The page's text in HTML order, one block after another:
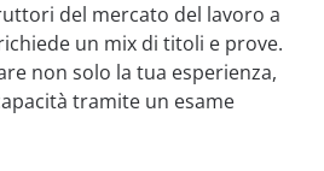
del mercato del lavoro a
un mix di titoli e prove.
non solo la tua esperienza,
tramite un esame